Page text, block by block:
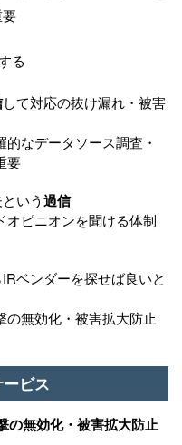
る
して対応の抜け漏れ・被害
的なデータソース調査・
要
いう過信
オピニオンを聞ける体制
IRベンダーを探せば良いと
の無効化・被害拡大防止
ビス
の無効化・被害拡大防止